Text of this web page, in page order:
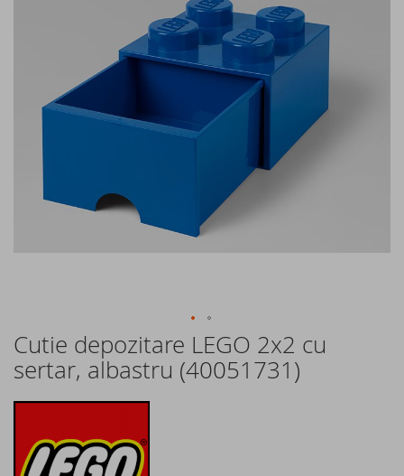
Cutie depozitare LEGO 2x2 cu
sertar, albastru (40051731)
Skip
to
the
images
gallery